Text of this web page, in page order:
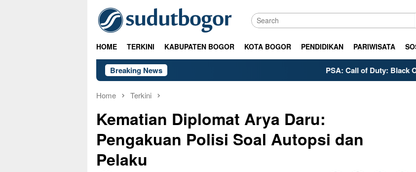
content
HOME TERKINI KABUPATEN BOGOR KOTA BOGOR PENDIDIKAN PARIWISATA
Breaking News PSA: Call of Duty: Black Ops 2’s
Home Terkini
Kematian Diplomat Arya Daru:
Pengakuan Polisi Soal Autopsi dan
Pelaku